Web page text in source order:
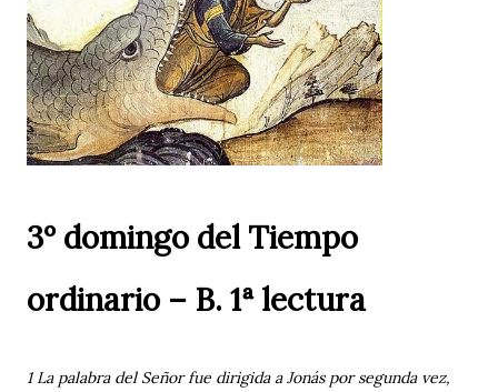
3º domingo del Tiempo
ordinario – B. 1ª lectura
1 La palabra del Señor fue dirigida a Jonás por segunda vez,